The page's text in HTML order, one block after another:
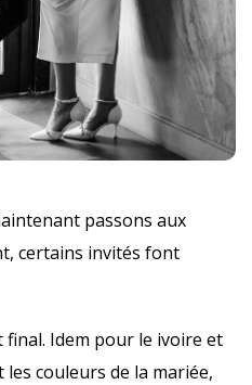
passons aux
certains invités font
final. Idem pour le ivoire et
les couleurs de la mariée,